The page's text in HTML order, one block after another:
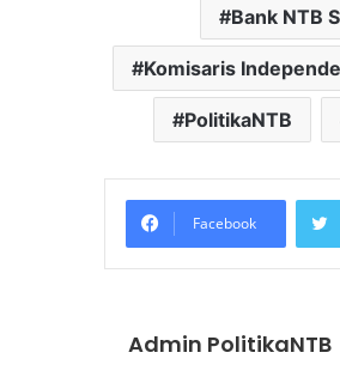
Bank NTB
Komisaris
PolitikaNTB
Facebook
Admin PolitikaNTB